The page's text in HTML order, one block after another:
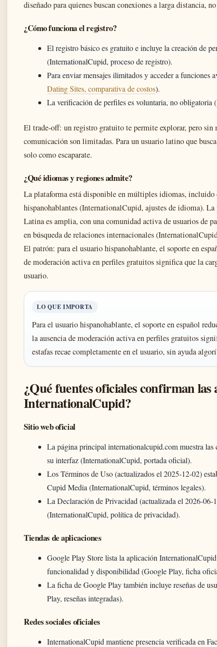
diseñado para quienes buscan conexiones a larga distancia,
¿Cómo funciona el registro?
El registro básico es gratuito e incluye la creación de
(InternationalCupid, proceso de registro).
Para enviar mensajes ilimitados y acceder a funciones
Dating Sites, comparativa de costos).
La verificación de perfiles es voluntaria, no obligatoria (
El trade-off: un registro gratuito te permite explorar, pero sin
comunicación son limitadas. Para un usuario latino que
solo como escaparate.
¿Qué idiomas y regiones admite?
La plataforma está disponible en múltiples idiomas, incluido
hispanohablantes (InternationalCupid, ajustes de idioma).
Latina es amplia, con una comunidad activa de usuarios de
en búsqueda de relaciones internacionales
El patrón: para el usuario hispanohablante, el soporte en
de moderación activa en perfiles gratuitos significa que la
usuario.
LO QUE IMPORTA
Para el usuario hispanohablante, el soporte en español
la ausencia de moderación activa en perfiles gratuitos
estafas recae completamente en el usuario, sin ayuda
¿Qué fuentes oficiales confirman las
InternationalCupid?
Sitio web oficial
La página principal internationalcupid.com muestra
su interfaz (InternationalCupid, portada oficial).
Los Términos de Uso (actualizados el 2025-12-02)
Cupid Media (InternationalCupid, términos legales).
La Declaración de Privacidad (actualizada el 2026-06-
(InternationalCupid, política de privacidad).
Tiendas de aplicaciones
Google Play Store lista la aplicación
funcionalidad y disponibilidad (Google Play, ficha
La ficha de Google Play también incluye reseñas de
Play, reseñas integradas).
Redes sociales oficiales
InternationalCupid mantiene presencia verificada en